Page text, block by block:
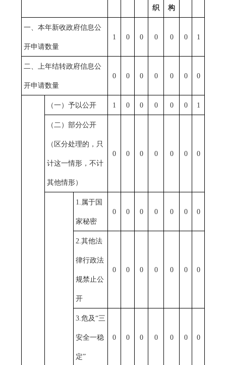
织 构
一、本年新收政府信息公
开申请数量
1 0 0 0 0 0 1
二、上年结转政府信息公
开申请数量
0 0 0 0 0 0 0
（一）予以公开 1 0 0 0 0 0 1
（二）部分公开
（区分处理的，只
计这一情形，不计
其他情形）
0 0 0 0 0 0 0
1. 属于国
家秘密
0 0 0 0 0 0 0
2. 其他法
律行政法
规禁止公
开
0 0 0 0 0 0 0
3. 危及“三
安全一稳
定”
0 0 0 0 0 0 0